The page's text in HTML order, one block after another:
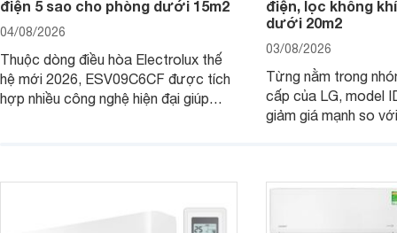
điện 5 sao cho phòng dưới 15m2
04/08/2026
Thuộc dòng điều hòa Electrolux thế
hệ mới 2026, ESV09C6CF được tích
hợp nhiều công nghệ hiện đại giúp
điện, lọc không
dưới 20m2
03/08/2026
Từng nằm trong
cấp của LG, model
giảm giá mạnh so
đại.